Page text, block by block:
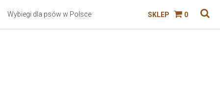
Wybiegi dla psów w Polsce SKLEP 0